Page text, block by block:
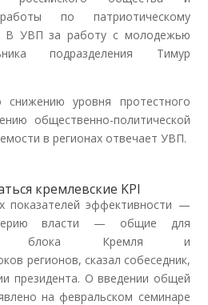
по патриотическому
В УВП за работу с молодежью
подразделения Тимур
уровня протестного
общественно-политической
в регионах отвечает УВП.
кремлевские KPI
показателей эффективности —
власти — общие для
блока Кремля и
регионов, сказал собеседник,
президента. О введении общей
на февральском семинаре